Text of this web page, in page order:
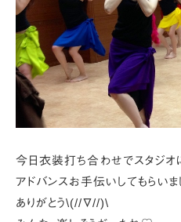
今日衣装打ち合わせでスタジオ
アドバンスお手伝いしてもらいま
ありがとう\(//∇//)\